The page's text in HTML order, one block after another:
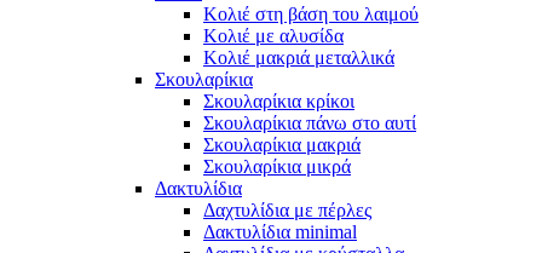
Κολιέ στη βάση του λαιμού
Κολιέ με αλυσίδα
Κολιέ μακριά μεταλλικά
Σκουλαρίκια
Σκουλαρίκια κρίκοι
Σκουλαρίκια πάνω στο αυτί
Σκουλαρίκια μακριά
Σκουλαρίκια μικρά
Δακτυλίδια
Δαχτυλίδια με πέρλες
Δακτυλίδια minimal